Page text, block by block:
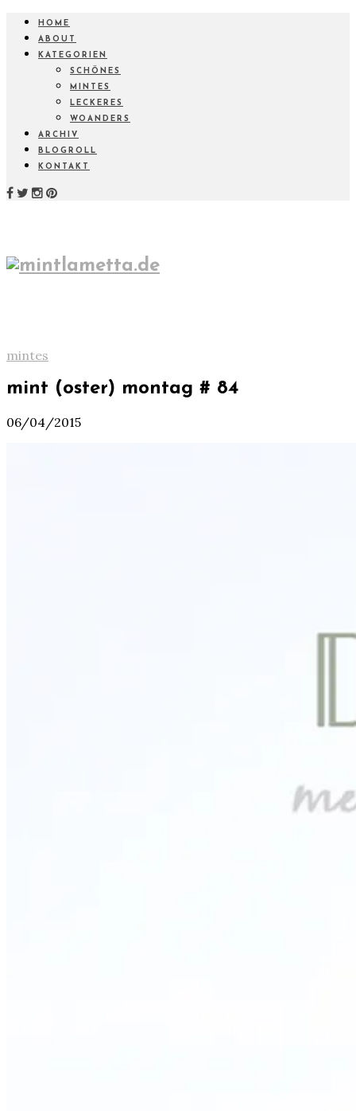
HOME
ABOUT
KATEGORIEN
SCHÖNES
MINTES
LECKERES
WOANDERS
ARCHIV
BLOGROLL
KONTAKT
mintes
mint (oster) montag # 84
06/04/2015